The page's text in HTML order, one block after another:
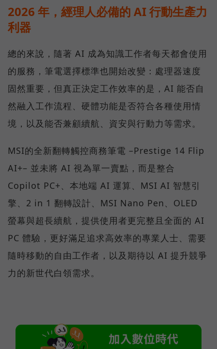
2026 年，經理人必備的 AI 行動生產力
利器
總的來說，隨著 AI 成為知識工作者每天都會使用
的服務，筆電選擇標準也開始改變：處理器速度
固然重要，但真正決定工作效率的是，AI 能否自
然融入工作流程、硬體功能是否符合各種使用情
境，以及能否兼顧續航、資安與行動力等需求。
MSI的全新翻轉觸控商務筆電 –Prestige 14 Flip
AI+– 並未將 AI 視為單一賣點，而是整合
Copilot PC+、本地端 AI 運算、MSI AI 智慧引
擎、2 in 1 翻轉設計、MSI Nano Pen、OLED
螢幕與超長續航，提供使用者更完整且全面的 AI
PC 體驗，更好滿足追求高效率的專業人士、需要
隨時移動的自由工作者，以及期待以 AI 提升競爭
力的新世代白領需求。